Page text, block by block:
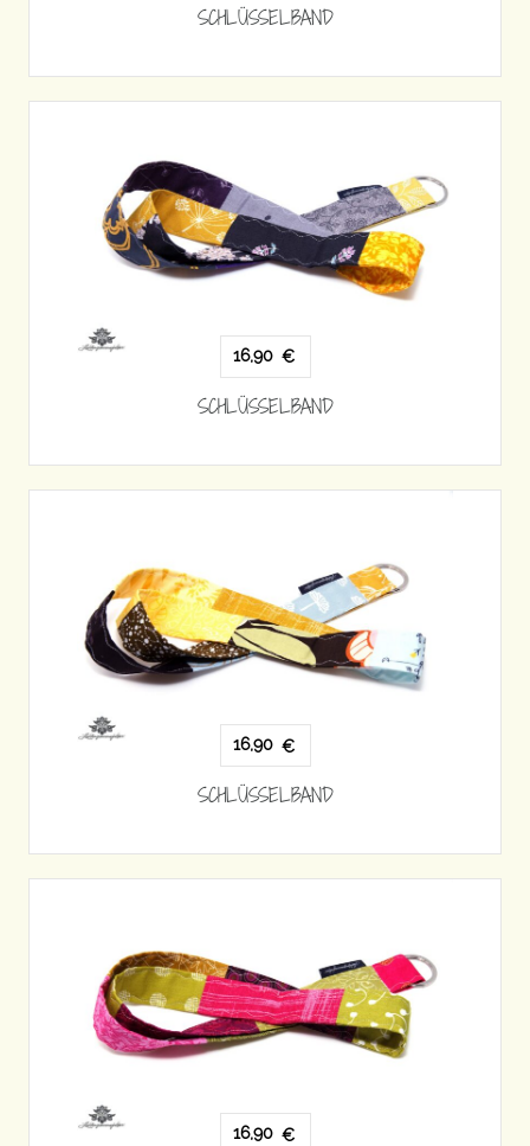
SCHLÜSSELBAND
16,90 €
SCHLÜSSELBAND
16,90 €
SCHLÜSSELBAND
16,90 €